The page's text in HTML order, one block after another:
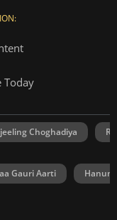
Today
Choghadiya
Gauri Aarti